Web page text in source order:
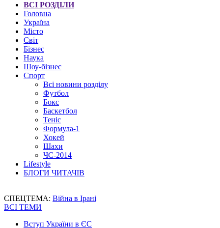
ВСІ РОЗДІЛИ
Головна
Україна
Місто
Світ
Бізнес
Наука
Шоу-бізнес
Спорт
Всі новини розділу
Футбол
Бокс
Баскетбол
Теніс
Формула-1
Хокей
Шахи
ЧС-2014
Lifestyle
БЛОГИ ЧИТАЧІВ
СПЕЦТЕМА: Війна в Ірані
ВСІ ТЕМИ
Вступ України в ЄС